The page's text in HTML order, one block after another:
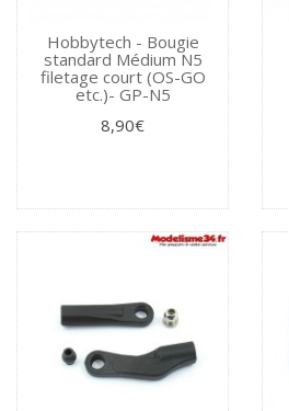
Hobbytech - Bougie
standard Médium N5
filetage court (OS-GO
etc.)- GP-N5
8,90€